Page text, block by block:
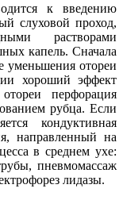
к введению
слуховой проход,
растворами
капель. Сначала
уменьшения отореи
хороший эффект
перфорация
рубца. Если
кондуктивная
направленный на
в среднем ухе:
пневмомассаж
лидазы.